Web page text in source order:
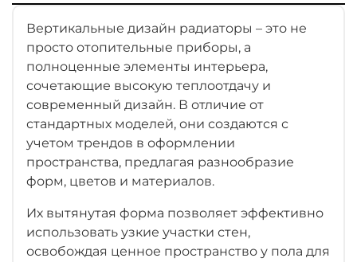
Вертикальные дизайн радиаторы – это не
просто отопительные приборы, а
полноценные элементы интерьера,
сочетающие высокую теплоотдачу и
современный дизайн. В отличие от
стандартных моделей, они создаются с
учетом трендов в оформлении
пространства, предлагая разнообразие
форм, цветов и материалов.
Их вытянутая форма позволяет эффективно
использовать узкие участки стен,
освобождая ценное пространство у пола для